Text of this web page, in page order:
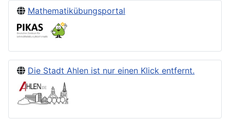
Mathematikübungsportal
Die Stadt Ahlen ist nur einen Klick entfernt.